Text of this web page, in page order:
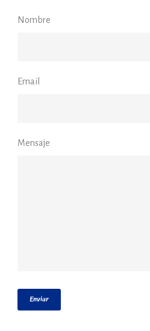
Nombre
Email
Mensaje